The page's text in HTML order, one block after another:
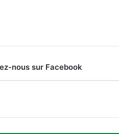
nous sur Facebook